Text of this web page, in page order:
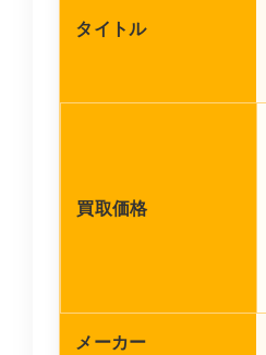
タイトル
買取価格
メーカー